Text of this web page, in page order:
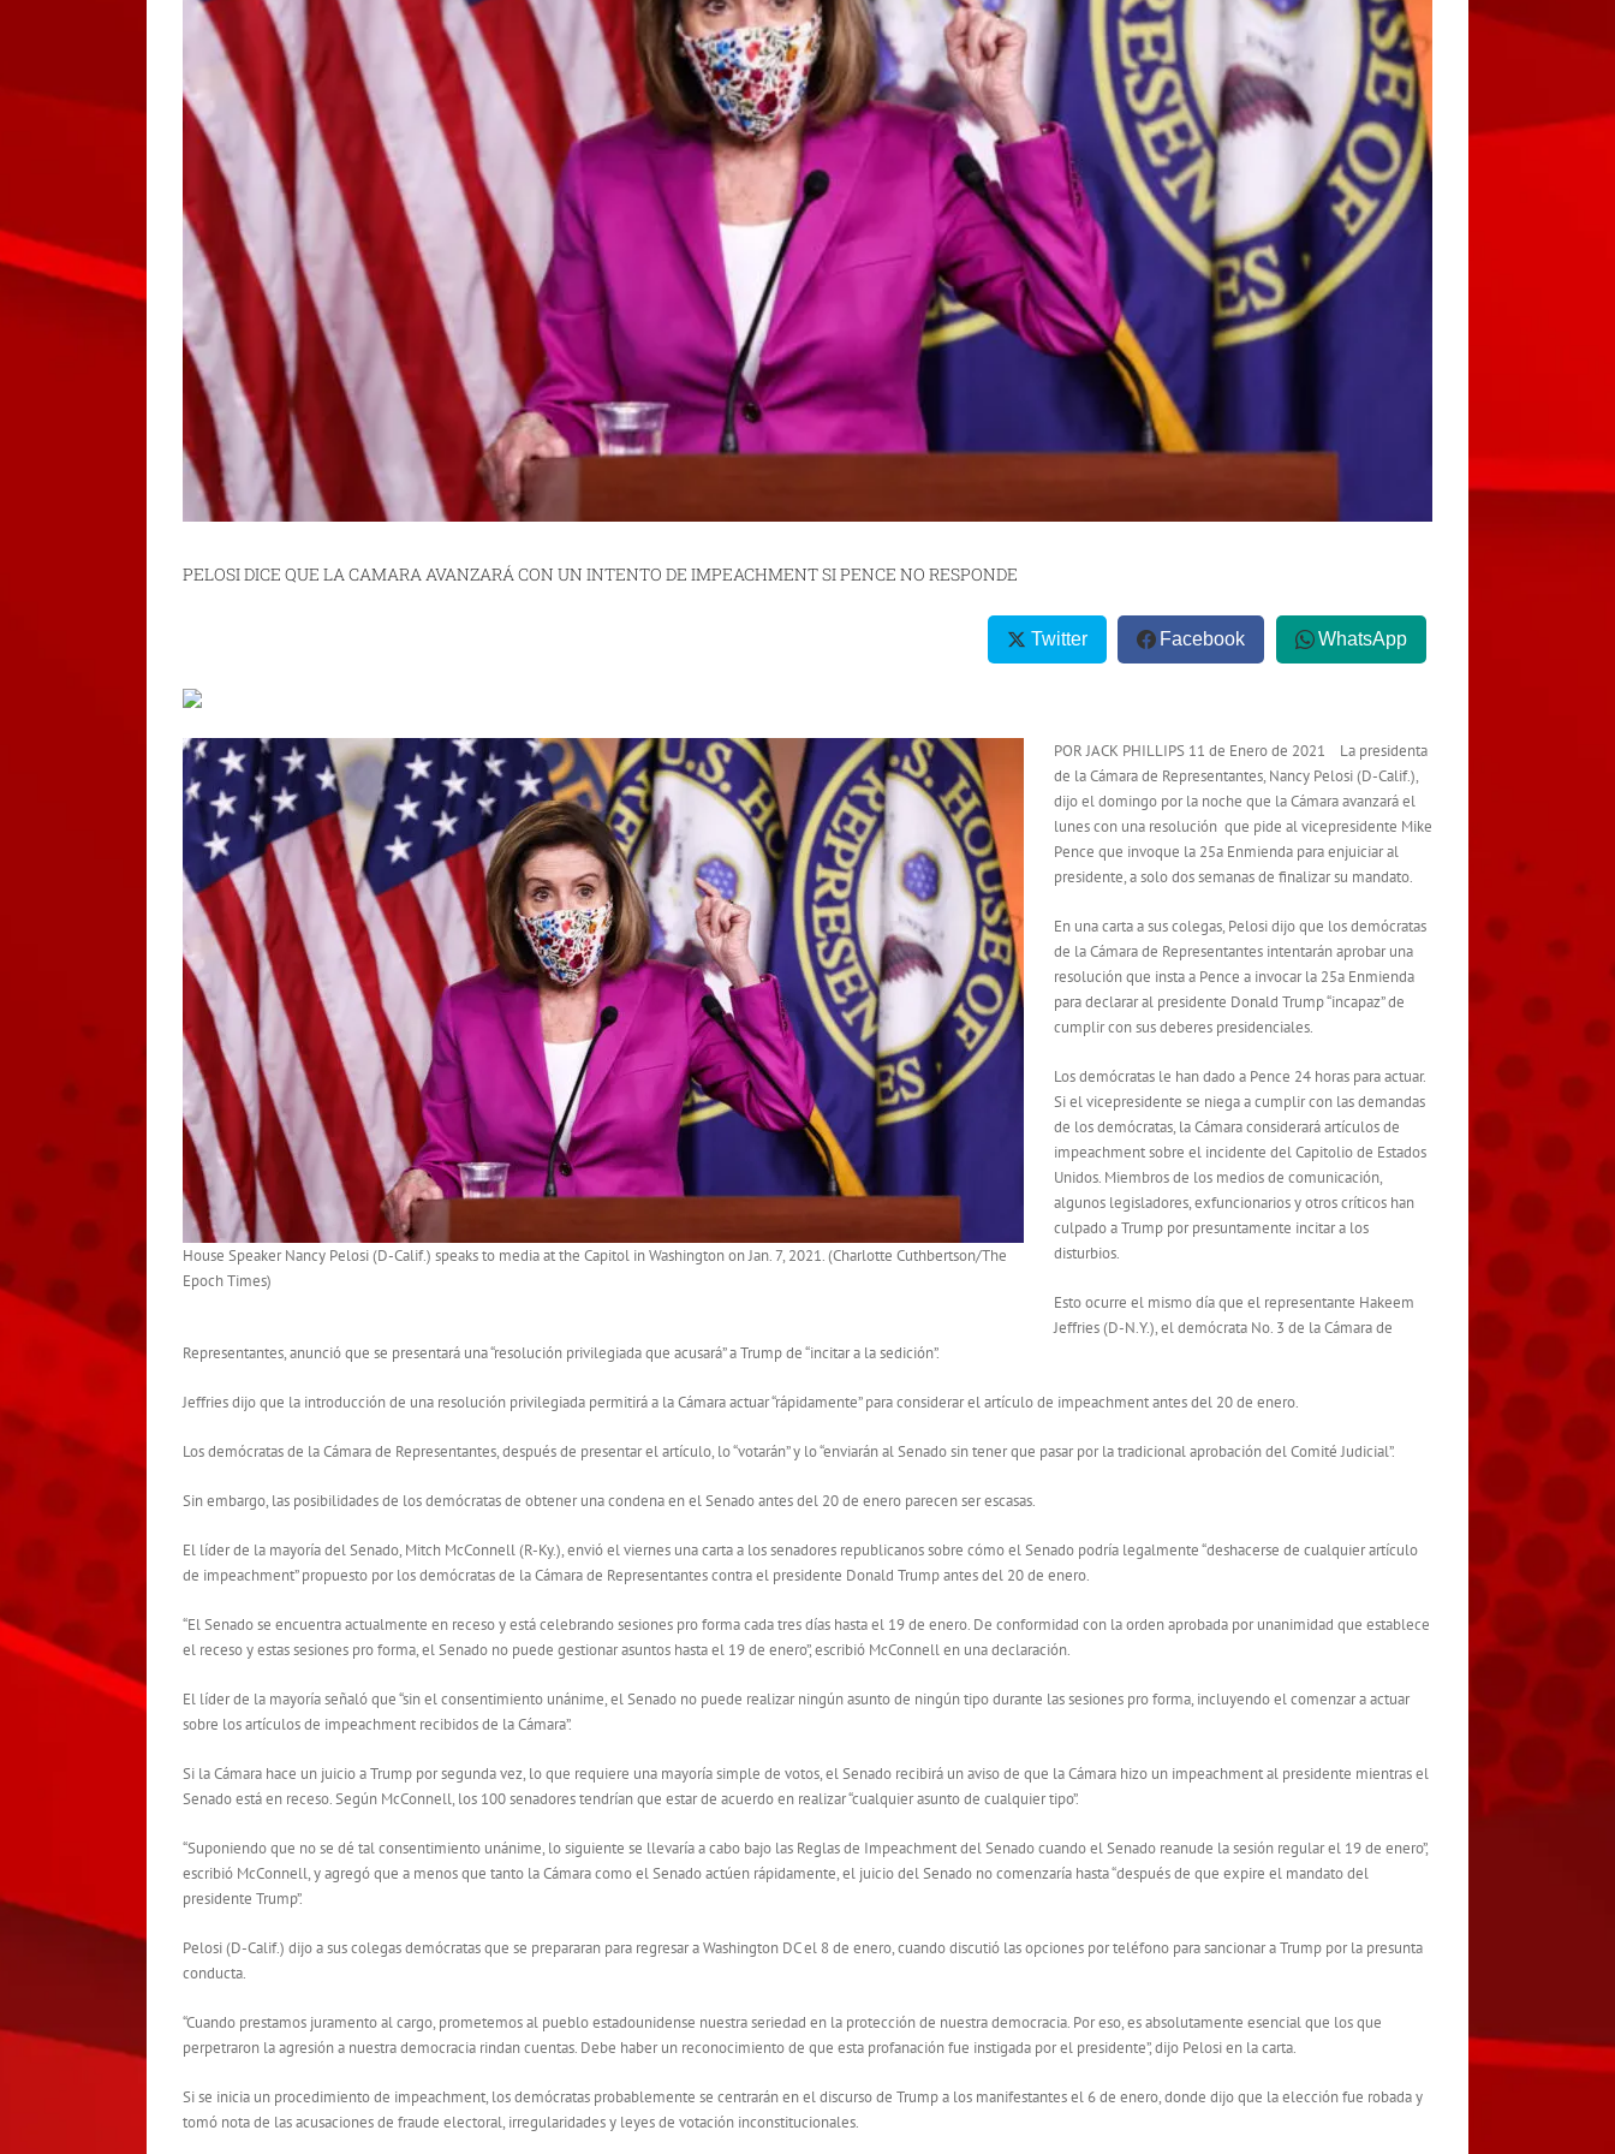
PELOSI DICE QUE LA CAMARA AVANZARÁ CON UN INTENTO DE IMPEACHMENT SI PENCE NO RESPONDE
Twitter Facebook WhatsApp
House Speaker Nancy Pelosi (D-Calif.) speaks to media at the Capitol in Washington on Jan. 7, 2021. (Charlotte Cuthbertson/The
Epoch Times)
POR JACK PHILLIPS 11 de Enero de 2021 La presidenta
de la Cámara de Representantes, Nancy Pelosi (D-Calif.),
dijo el domingo por la noche que la Cámara avanzará el
lunes con una resolución que pide al vicepresidente Mike
Pence que invoque la 25a Enmienda para enjuiciar al
presidente, a solo dos semanas de finalizar su mandato.
En una carta a sus colegas, Pelosi dijo que los demócratas
de la Cámara de Representantes intentarán aprobar una
resolución que insta a Pence a invocar la 25a Enmienda
para declarar al presidente Donald Trump “incapaz” de
cumplir con sus deberes presidenciales.
Los demócratas le han dado a Pence 24 horas para actuar.
Si el vicepresidente se niega a cumplir con las demandas
de los demócratas, la Cámara considerará artículos de
impeachment sobre el incidente del Capitolio de Estados
Unidos. Miembros de los medios de comunicación,
algunos legisladores, exfuncionarios y otros críticos han
culpado a Trump por presuntamente incitar a los
disturbios.
Esto ocurre el mismo día que el representante Hakeem
Jeffries (D-N.Y.), el demócrata No. 3 de la Cámara de
Representantes, anunció que se presentará una “resolución privilegiada que acusará” a Trump de “incitar a la sedición”.
Jeffries dijo que la introducción de una resolución privilegiada permitirá a la Cámara actuar “rápidamente” para considerar el artículo de impeachment antes del 20 de enero.
Los demócratas de la Cámara de Representantes, después de presentar el artículo, lo “votarán” y lo “enviarán al Senado sin tener que pasar por la tradicional aprobación del Comité Judicial”.
Sin embargo, las posibilidades de los demócratas de obtener una condena en el Senado antes del 20 de enero parecen ser escasas.
El líder de la mayoría del Senado, Mitch McConnell (R-Ky.), envió el viernes una carta a los senadores republicanos sobre cómo el Senado podría legalmente “deshacerse de cualquier artículo
de impeachment” propuesto por los demócratas de la Cámara de Representantes contra el presidente Donald Trump antes del 20 de enero.
“El Senado se encuentra actualmente en receso y está celebrando sesiones pro forma cada tres días hasta el 19 de enero. De conformidad con la orden aprobada por unanimidad que establece
el receso y estas sesiones pro forma, el Senado no puede gestionar asuntos hasta el 19 de enero”, escribió McConnell en una declaración.
El líder de la mayoría señaló que “sin el consentimiento unánime, el Senado no puede realizar ningún asunto de ningún tipo durante las sesiones pro forma, incluyendo el comenzar a actuar
sobre los artículos de impeachment recibidos de la Cámara”.
Si la Cámara hace un juicio a Trump por segunda vez, lo que requiere una mayoría simple de votos, el Senado recibirá un aviso de que la Cámara hizo un impeachment al presidente mientras el
Senado está en receso. Según McConnell, los 100 senadores tendrían que estar de acuerdo en realizar “cualquier asunto de cualquier tipo”.
“Suponiendo que no se dé tal consentimiento unánime, lo siguiente se llevaría a cabo bajo las Reglas de Impeachment del Senado cuando el Senado reanude la sesión regular el 19 de enero”,
escribió McConnell, y agregó que a menos que tanto la Cámara como el Senado actúen rápidamente, el juicio del Senado no comenzaría hasta “después de que expire el mandato del
presidente Trump”.
Pelosi (D-Calif.) dijo a sus colegas demócratas que se prepararan para regresar a Washington DC el 8 de enero, cuando discutió las opciones por teléfono para sancionar a Trump por la presunta
conducta.
“Cuando prestamos juramento al cargo, prometemos al pueblo estadounidense nuestra seriedad en la protección de nuestra democracia. Por eso, es absolutamente esencial que los que
perpetraron la agresión a nuestra democracia rindan cuentas. Debe haber un reconocimiento de que esta profanación fue instigada por el presidente”, dijo Pelosi en la carta.
Si se inicia un procedimiento de impeachment, los demócratas probablemente se centrarán en el discurso de Trump a los manifestantes el 6 de enero, donde dijo que la elección fue robada y
tomó nota de las acusaciones de fraude electoral, irregularidades y leyes de votación inconstitucionales.